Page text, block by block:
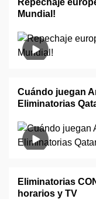
Repechaje
Mundial!
Cuándo juegan
Eliminatorias
Eliminatorias
horarios y TV